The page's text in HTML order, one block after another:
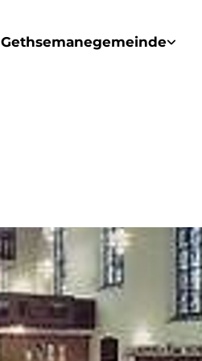
Gethsemanegemeinde